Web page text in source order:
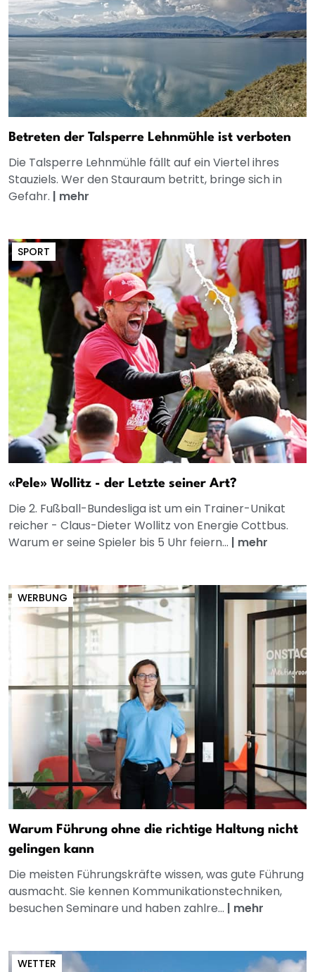
Betreten der Talsperre Lehnmühle ist verboten
Die Talsperre Lehnmühle fällt auf ein Viertel ihres
Stauziels. Wer den Stauraum betritt, bringe sich in
Gefahr. | mehr
SPORT
«Pele» Wollitz - der Letzte seiner Art?
Die 2. Fußball-Bundesliga ist um ein Trainer-Unikat
reicher - Claus-Dieter Wollitz von Energie Cottbus.
Warum er seine Spieler bis 5 Uhr feiern... | mehr
WERBUNG
Warum Führung ohne die richtige Haltung nicht
gelingen kann
Die meisten Führungskräfte wissen, was gute Führung
ausmacht. Sie kennen Kommunikationstechniken,
besuchen Seminare und haben zahlre... | mehr
WETTER